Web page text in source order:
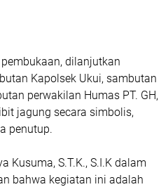
dilanjutkan
Kapolsek Ukui, sambutan
perwakilan Humas PT. GH,
jagung secara simbolis,
penutup.
Kusuma, S.T.K., S.I.K dalam
bahwa kegiatan ini adalah